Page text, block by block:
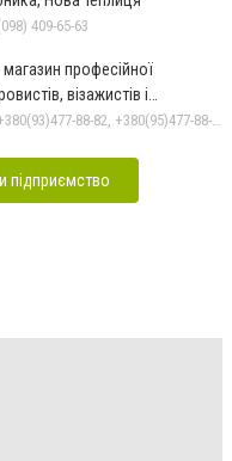
409-65-63
професійної
візажистів і
підприємство